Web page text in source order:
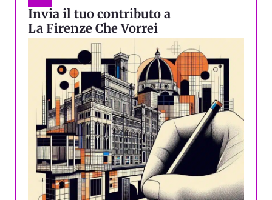
Invia il tuo contributo a
La Firenze Che Vorrei